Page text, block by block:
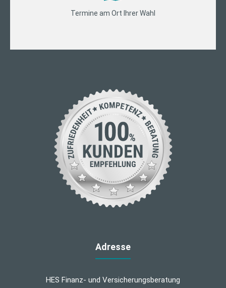
Termine am Ort Ihrer Wahl
Adresse
HES Finanz- und Versicherungsberatung